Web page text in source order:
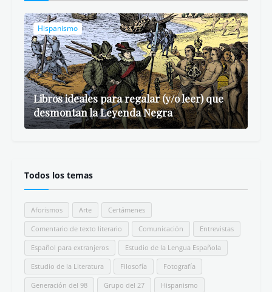
Hispanismo
Libros ideales para regalar (y/o leer) que
desmontan la Leyenda Negra
Todos los temas
Aforismos Arte Certámenes
Comentario de texto literario Comunicación Entrevistas
Español para extranjeros Estudio de la Lengua Española
Estudio de la Literatura Filosofía Fotografía
Generación del 98 Grupo del 27 Hispanismo